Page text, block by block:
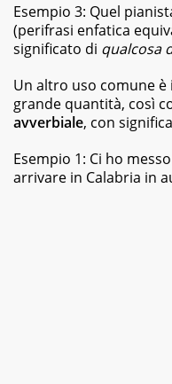
Esempio 3: Quel
(perifrasi enfatica
significato di qualcosa
Un altro uso comune è
grande quantità, così
avverbiale, con
Esempio 1: Ci ho messo
arrivare in Calabria in